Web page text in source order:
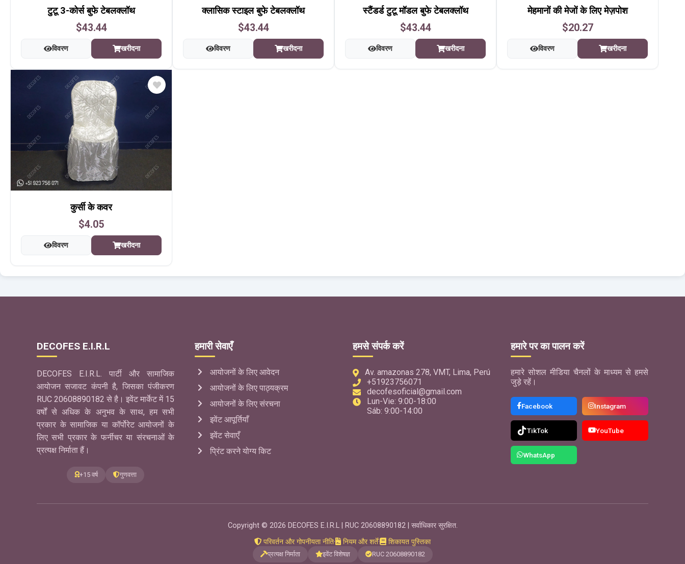
टुटू 3-कोर्स बुफे टेबलक्लॉथ
$43.44
विवरण खरीदना
क्लासिक स्टाइल बुफे टेबलक्लॉथ
$43.44
विवरण खरीदना
स्टैंडर्ड टुटू मॉडल बुफे टेबलक्लॉथ
$43.44
विवरण खरीदना
मेहमानों की मेजों के लिए मेज़पोश
$20.27
विवरण खरीदना
कुर्सी के कवर
$4.05
विवरण खरीदना
DECOFES E.I.R.L
DECOFES E.I.R.L. पार्टी और सामाजिक
आयोजन सजावट कंपनी है, जिसका पंजीकरण
RUC 20608890182 से है। इवेंट मार्केट में 15
वर्षों से अधिक के अनुभव के साथ, हम सभी
प्रकार के सामाजिक या कॉर्पोरेट आयोजनों के
लिए सभी प्रकार के फर्नीचर या संरचनाओं के
प्रत्यक्ष निर्माता हैं।
+15 वर्ष गुणवत्ता
हमारी सेवाएँ
आयोजनों के लिए आवेदन
आयोजनों के लिए पाठ्यक्रम
आयोजनों के लिए संरचना
इवेंट आपूर्तियाँ
इवेंट सेवाएँ
प्रिंट करने योग्य किट
हमसे संपर्क करें
Av. amazonas 278, VMT, Lima, Perú
+51923756071
decofesoficial@gmail.com
Lun-Vie: 9:00-18:00
Sáb: 9:00-14:00
हमारे पर का पालन करें
हमारे सोशल मीडिया चैनलों के माध्यम से हमसे
जुड़े रहें।
Facebook Instagram
TikTok YouTube
WhatsApp
Copyright © 2026 DECOFES E.I.R.L | RUC 20608890182 | सर्वाधिकार सुरक्षित.
परिवर्तन और गोपनीयता नीति· नियम और शर्तें· शिकायत पुस्तिका
प्रत्यक्ष निर्माता इवेंट विशेषज्ञ RUC 20608890182